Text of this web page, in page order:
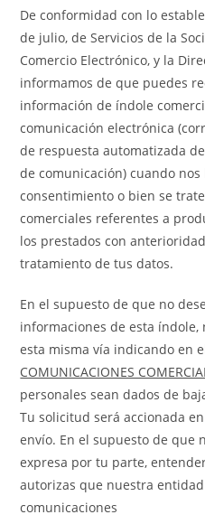
De conformidad con lo
de julio, de Servicios de la
Comercio Electrónico, y la
informamos de que puedes
información de índole
comunicación electrónica
de respuesta automatizada
de comunicación) cuando
consentimiento o bien se
comerciales referentes a
los prestados con
tratamiento de tus datos.
En el supuesto de que no
informaciones de esta
esta misma vía indicando en
COMUNICACIONES
personales sean dados de
Tu solicitud será accionada
envío. En el supuesto de que
expresa por tu parte,
autorizas que nuestra
comunicaciones